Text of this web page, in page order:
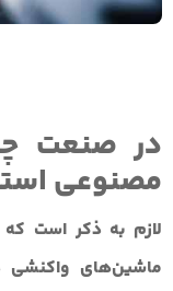
در صنعت
مصنوعی
لازم به ذکر است
ماشین‌های واکنشی